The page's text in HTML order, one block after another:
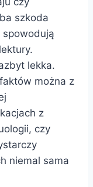
szkoda
lekka.
można z
z
czy
niemal sama